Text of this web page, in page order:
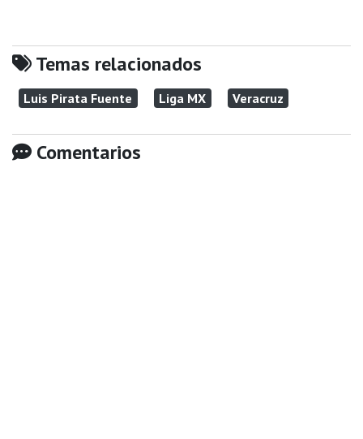
Temas relacionados
Luis Pirata Fuente Liga MX Veracruz
Comentarios